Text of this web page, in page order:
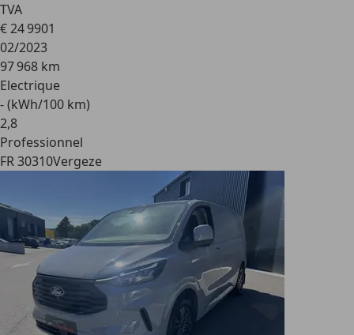
TVA
€ 24 9901
02/2023
97 968 km
Electrique
- (kWh/100 km)
2,8
Professionnel
FR 30310Vergeze